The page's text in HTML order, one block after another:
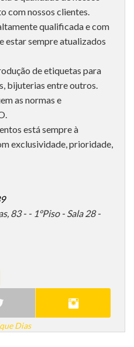
com nossos clientes.
qualificada e com
estar sempre atualizados
de etiquetas para
bijuterias entre outros.
as normas e
está sempre à
exclusividade, prioridade,
83 - - 1°Piso - Sala 28 -
Dias